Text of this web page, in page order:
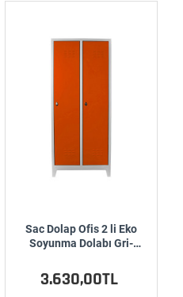
Sac Dolap Ofis 2 li Eko
Soyunma Dolabı Gri-
3.630,00TL